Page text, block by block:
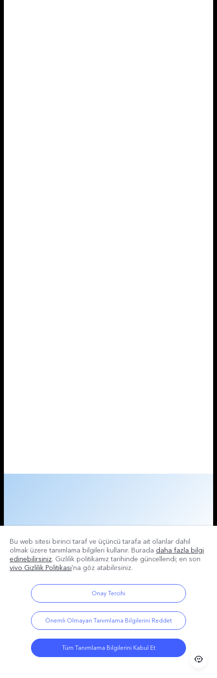
Bu web sitesi birinci taraf ve üçüncü tarafa ait olanlar dahil
olmak üzere tanımlama bilgileri kullanır. Burada daha fazla bilgi
edinebilirsiniz. Gizlilik politikamıztarihinde güncellendi; en son
vivo Gizlilik Politikası'na göz atabilirsiniz.
Onay Tercihi
Önemli Olmayan Tanımlama Bilgilerini Reddet
Tüm Tanımlama Bilgilerini Kabul Et